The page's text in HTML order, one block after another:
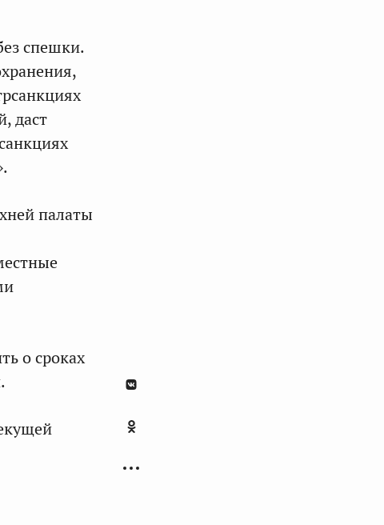
спешки.
даст
палаты
о сроках